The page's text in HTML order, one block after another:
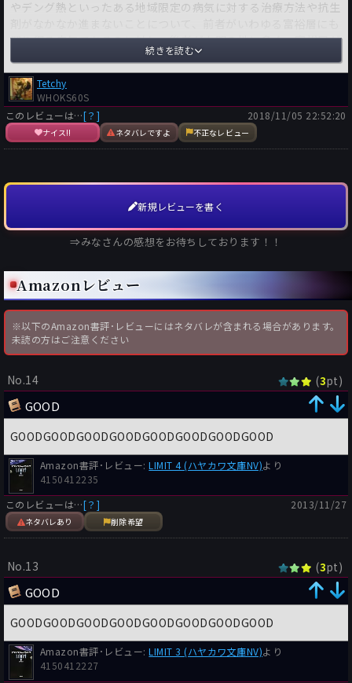
やデング熱といったある地域限定の病気に対する治療方法や抗生
罹り得る病気であるのに対し、後者が未開の地に多く、富裕層が
行かないところの病気で縁がないからと作中人物の口を借りて述
べているところだ。
いやあ、これはまさに経済原理の厳しさというかあざとさを見せ
られた思いがした。確かにこれらの研究開発には莫大な費用がか
かり、それらをバックアップするのは財界人や彼らの組織なのだ
から、自分に降りかからない不幸には全く関心がないのだ。つま
う～ん、また自分の知らない世界を知らされてしまった。
の近未来SF超大作だが、それでもやはり人間のやることは万能
例えば月面のホテル、ガイアで供される魚料理を実現させる方法
として海水養殖と答える件がある。しかしその後海の環境を月面
で生み出す困難さについて得々と登場人物の口から語らせてお
り、それに対する答えをぼやかして処理させている。
思うに現在これは確立されていない技術であり、作者自身もここ
が弱点だと思っていたような節がある。しかしながら現在では日
せる環境を生み出す粉を発明しており、恐らくこの問題はこの方
法で解決されるだろう。この辺のリサーチは残念ながら甘かった
と云わざるを得ない。
その他サブカルチャー的な面についても記述は多い。どうやら
2025年になってもビートルズやボブ・ディランはまだ聴かれて
いるようだし、なによりもあの長大河SF小説ペリー･ローダンシ
リーズは映画化されているようだ。
確かにこれが実現すればかなり息の長い映画シリーズになること
だろう。まあ人気があればの話だが。
3つの事件が本書の大きな流れであることは前述したが主流とな
るのは瑶瑶、屠天とサイバー探偵オーウェン・ジェリコたちと殺
し屋ケニー・辛の攻防だ。
特にケニー・辛は影の主役ともいうべき存在感を放ち、再三再四
おけるダース･ヴェイダー、『マトリックス』シリーズにおける
エージェント・スミス、それほどの存在感を持っている。
続きを読む
Tetchy
WHOKS60S
このレビューは…[？]
ナイス!! ネタバレですよ 不正なレビュー
2018/11/05 22:52:20
新規レビューを書く
⇒みなさんの感想をお待ちしております！！
Amazonレビュー
※以下のAmazon書評･レビューにはネタバレが含まれる場合があります。
未読の方はご注意ください
No.14 (3pt)
GOOD
GOODGOODGOODGOODGOODGOODGOODGOOD
Amazon書評･レビュー:LIMIT 4 (ハヤカワ文庫NV)より
4150412235
このレビューは…[？]
ネタバレあり 削除希望
2013/11/27
No.13 (3pt)
GOOD
GOODGOODGOODGOODGOODGOODGOODGOOD
Amazon書評･レビュー:LIMIT 3 (ハヤカワ文庫NV)より
4150412227